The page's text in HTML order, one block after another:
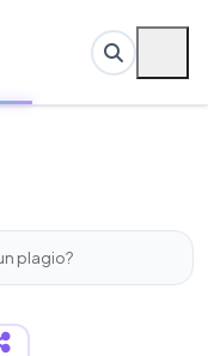
plagio?